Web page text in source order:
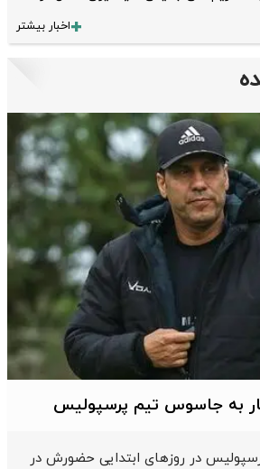
اخبار بیشتر
به جاسوس تیم پرسپولیس
در روزهای ابتدایی حضورش در